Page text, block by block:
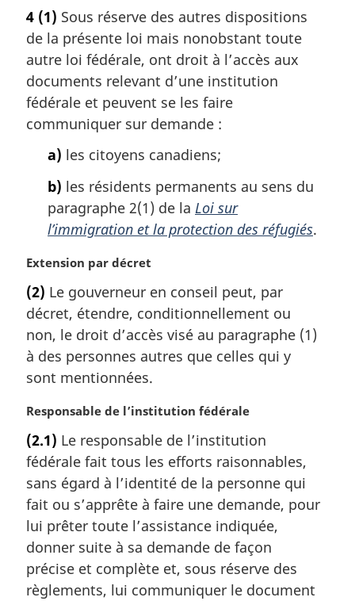
t
e
m
a
r
g
i
4 (1) Sous réserve des autres dispositions
de la présente loi mais nonobstant toute
autre loi fédérale, ont droit à l’accès aux
documents relevant d’une institution
fédérale et peuvent se les faire
communiquer sur demande :
a) les citoyens canadiens;
b) les résidents permanents au sens du
paragraphe 2(1) de la Loi sur
l’immigration et la protection des réfugiés.
N
t
e
m
a
g
n
a
l
e
:
Extension par décret
(2) Le gouverneur en conseil peut, par
décret, étendre, conditionnellement ou
non, le droit d’accès visé au paragraphe (1)
à des personnes autres que celles qui y
sont mentionnées.
N
t
e
m
a
g
i
n
a
Responsable de l’institution fédérale
(2.1) Le responsable de l’institution
fédérale fait tous les efforts raisonnables,
sans égard à l’identité de la personne qui
fait ou s’apprête à faire une demande, pour
lui prêter toute l’assistance indiquée,
donner suite à sa demande de façon
précise et complète et, sous réserve des
règlements, lui communiquer le document